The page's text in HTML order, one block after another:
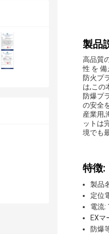
製品
高品質
性 を
防火プ
は,この
防爆プ
の安全
産業用,
ットは
境でも
特徴:
製品
定位
電流:
EXマ
防爆